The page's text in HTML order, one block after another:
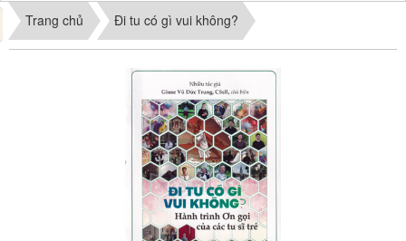
Phiếu Sách
Trang chủ Đi tu có gì vui không?